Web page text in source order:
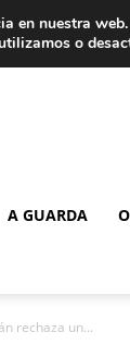
A GUARDA
rechaza un...
en nuestra web.
o